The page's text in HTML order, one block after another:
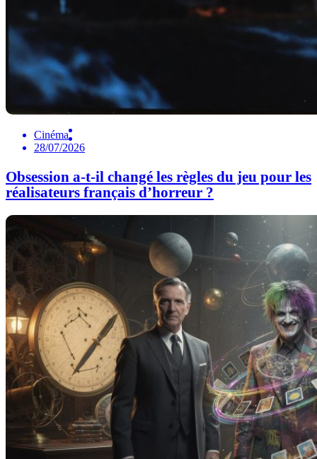
Cinéma
28/07/2026
Obsession a-t-il changé les règles du jeu pour les
réalisateurs français d’horreur ?